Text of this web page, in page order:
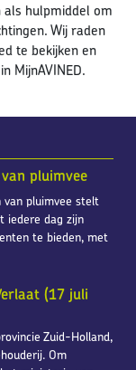
pluimvee
van pluimvee stelt
iedere dag zijn
te bieden, met
(17 juli
Zuid-Holland,
Om
als hulpmiddel om
Wij raden
te bekijken en
MijnAVINED.